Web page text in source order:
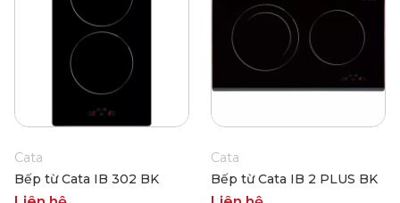
Cata
Bếp từ Cata IB 302 BK
Cata
Bếp từ Cata IB 2 PLUS BK